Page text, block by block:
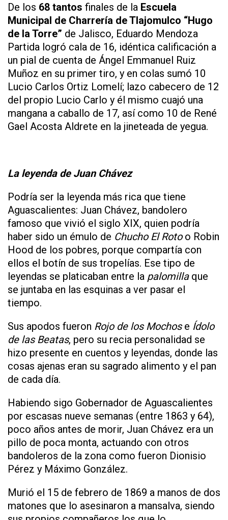
De los 68 tantos finales de la Escuela
Municipal de Charrería de Tlajomulco “Hugo
de la Torre” de Jalisco, Eduardo Mendoza
Partida logró cala de 16, idéntica calificación a
un pial de cuenta de Ángel Emmanuel Ruiz
Muñoz en su primer tiro, y en colas sumó 10
Lucio Carlos Ortiz Lomelí; lazo cabecero de 12
del propio Lucio Carlo y él mismo cuajó una
mangana a caballo de 17, así como 10 de René
Gael Acosta Aldrete en la jineteada de yegua.
La leyenda de Juan Chávez
Podría ser la leyenda más rica que tiene
Aguascalientes: Juan Chávez, bandolero
famoso que vivió el siglo XIX, quien podría
haber sido un émulo de Chucho El Rotoo Robin
Hood de los pobres, porque compartía con
ellos el botín de sus tropelías. Ese tipo de
leyendas se platicaban entre la palomillaque
se juntaba en las esquinas a ver pasar el
tiempo.
Sus apodos fueron Rojo de los Mochose Ídolo
de las Beatas, pero su recia personalidad se
hizo presente en cuentos y leyendas, donde las
cosas ajenas eran su sagrado alimento y el pan
de cada día.
Habiendo sigo Gobernador de Aguascalientes
por escasas nueve semanas (entre 1863 y 64),
poco años antes de morir, Juan Chávez era un
pillo de poca monta, actuando con otros
bandoleros de la zona como fueron Dionisio
Pérez y Máximo González.
Murió el 15 de febrero de 1869 a manos de dos
matones que lo asesinaron a mansalva, siendo